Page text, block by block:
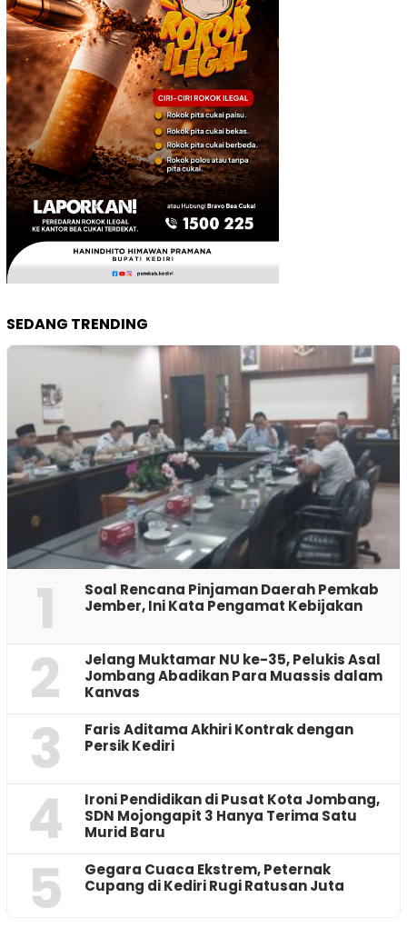
SEDANG TRENDING
1
‎Soal Rencana Pinjaman Daerah Pemkab
Jember, Ini Kata Pengamat Kebijakan ‎
2
Jelang Muktamar NU ke-35, Pelukis Asal
Jombang Abadikan Para Muassis dalam
Kanvas
3
Faris Aditama Akhiri Kontrak dengan
Persik Kediri
4
Ironi Pendidikan di Pusat Kota Jombang,
SDN Mojongapit 3 Hanya Terima Satu
Murid Baru
5
‎Gegara Cuaca Ekstrem, Peternak
Cupang di Kediri Rugi Ratusan Juta